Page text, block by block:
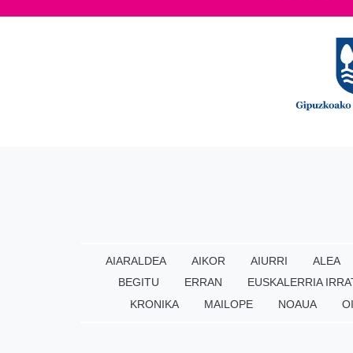
AIARALDEA AIKOR AIURRI ALEA
BEGITU
ERRAN EUSKALERRIA
KRONIKA
MAILOPE NOAUA